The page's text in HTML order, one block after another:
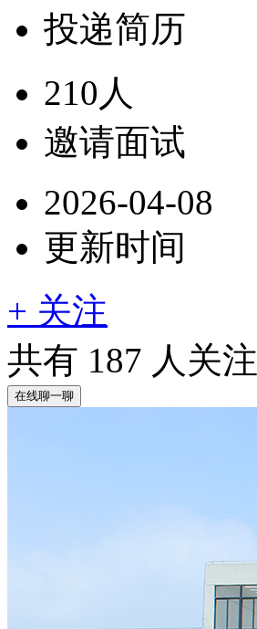
投递简历
210人
邀请面试
2026-04-08
更新时间
+ 关注
共有 187 人关注
在线聊一聊